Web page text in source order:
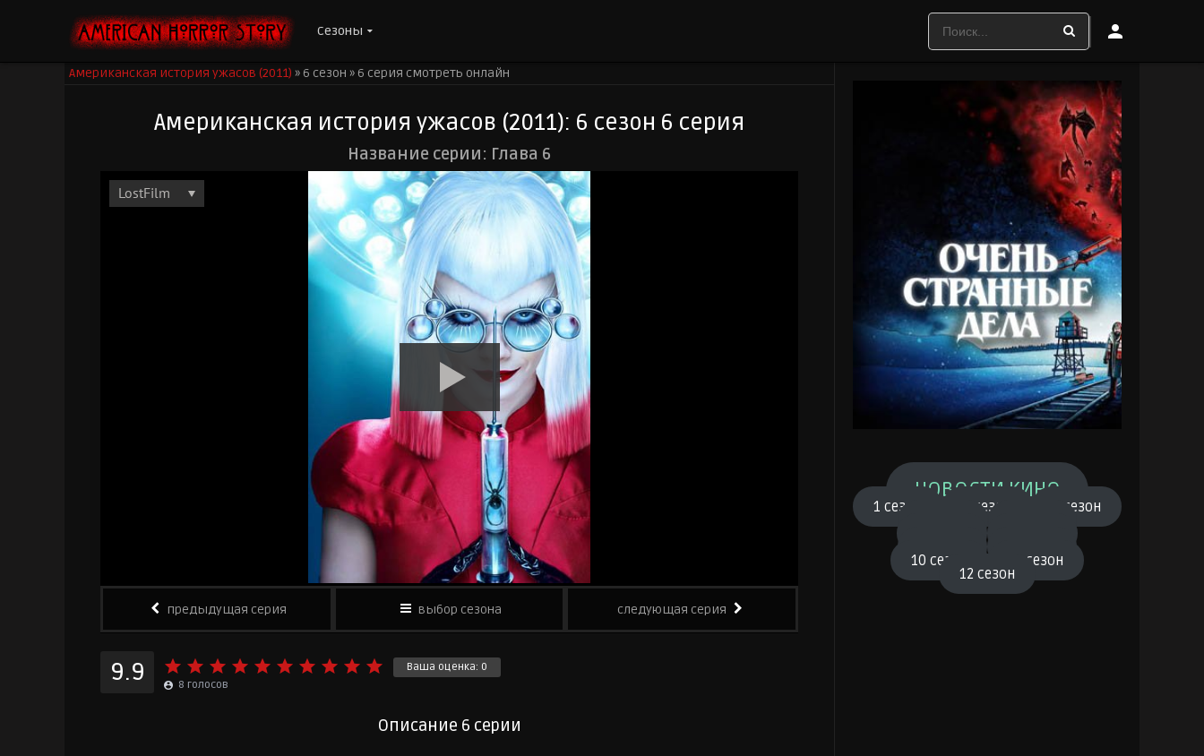
Сезоны
Американская история ужасов (2011) » 6 сезон » 6 серия смотреть онлайн
Американская история ужасов (2011): 6 сезон 6 серия
Название серии: Глава 6
предыдущая серия выбор сезона следующая серия
Ваша оценка: 0
9.9 8 голосов
Описание 6 серии
НОВОСТИ КИНО
1 сезон 2 сезон 3 сезон
10 сезон 11 сезон
12 сезон